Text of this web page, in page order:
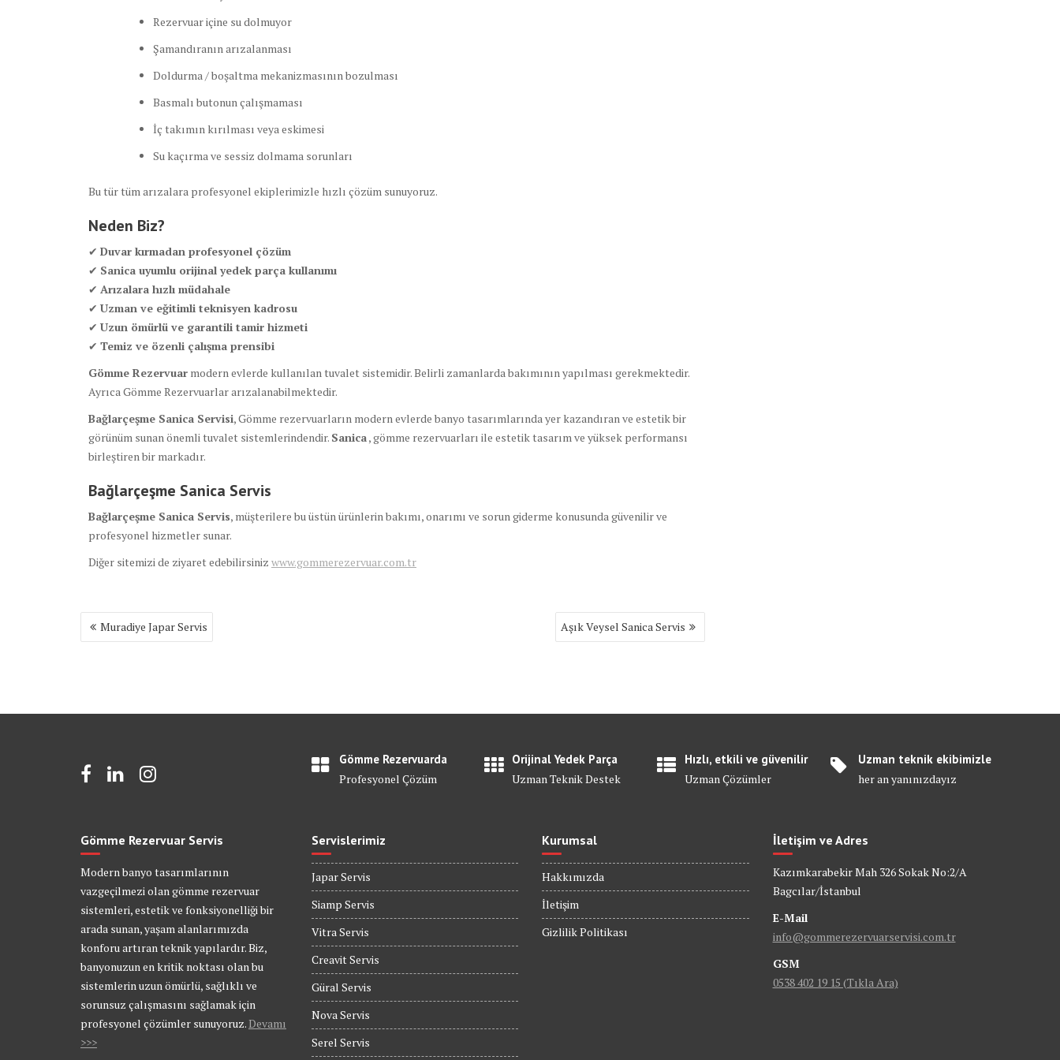
Rezervuar içine su dolmuyor
Şamandıranın arızalanması
Doldurma / boşaltma mekanizmasının bozulması
Basmalı butonun çalışmaması
İç takımın kırılması veya eskimesi
Su kaçırma ve sessiz dolmama sorunları
Bu tür tüm arızalara profesyonel ekiplerimizle hızlı çözüm sunuyoruz.
Neden Biz?
✔ Duvar kırmadan profesyonel çözüm
✔ Sanica uyumlu orijinal yedek parça kullanımı
✔ Arızalara hızlı müdahale
✔ Uzman ve eğitimli teknisyen kadrosu
✔ Uzun ömürlü ve garantili tamir hizmeti
✔ Temiz ve özenli çalışma prensibi
Gömme Rezervuar modern evlerde kullanılan tuvalet sistemidir. Belirli zamanlarda bakımının yapılması gerekmektedir.
Ayrıca Gömme Rezervuarlar arızalanabilmektedir.
Bağlarçeşme Sanica Servisi, Gömme rezervuarların modern evlerde banyo tasarımlarında yer kazandıran ve estetik bir
görünüm sunan önemli tuvalet sistemlerindendir. Sanica, gömme rezervuarları ile estetik tasarım ve yüksek performansı
birleştiren bir markadır.
Bağlarçeşme Sanica Servis
Bağlarçeşme Sanica Servis, müşterilere bu üstün ürünlerin bakımı, onarımı ve sorun giderme konusunda güvenilir ve
profesyonel hizmetler sunar.
Diğer sitemizi de ziyaret edebilirsiniz www.gommerezervuar.com.tr
Yazı
gezinmesi
Muradiye Japar Servis Aşık Veysel Sanica Servis
Gömme Rezervuarda
Profesyonel Çözüm
Orijinal Yedek Parça
Uzman Teknik Destek
Hızlı, etkili ve güvenilir
Uzman Çözümler
Uzman teknik ekibimizle
her an yanınızdayız
Gömme Rezervuar Servis
Modern banyo tasarımlarının
vazgeçilmezi olan gömme rezervuar
sistemleri, estetik ve fonksiyonelliği bir
arada sunan, yaşam alanlarımızda
konforu artıran teknik yapılardır. Biz,
banyonuzun en kritik noktası olan bu
sistemlerin uzun ömürlü, sağlıklı ve
sorunsuz çalışmasını sağlamak için
profesyonel çözümler sunuyoruz. Devamı
>>>
Servislerimiz
Japar Servis
Siamp Servis
Vitra Servis
Creavit Servis
Güral Servis
Nova Servis
Serel Servis
Kurumsal
Hakkımızda
İletişim
Gizlilik Politikası
İletişim ve Adres
Kazımkarabekir Mah 326 Sokak No:2/A
Bagcılar/İstanbul
E-Mail
info@gommerezervuarservisi.com.tr
GSM
0538 402 19 15 (Tıkla Ara)